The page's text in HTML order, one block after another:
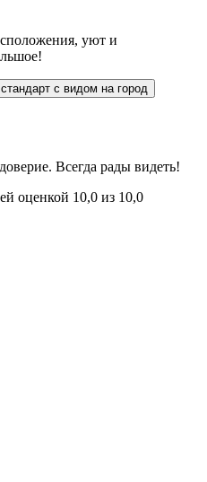
уют и
с видом на город
Всегда рады видеть!
оценкой 10,0 из 10,0